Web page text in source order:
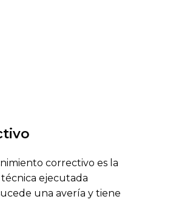
correctivo es la
ejecutada
una avería y tiene